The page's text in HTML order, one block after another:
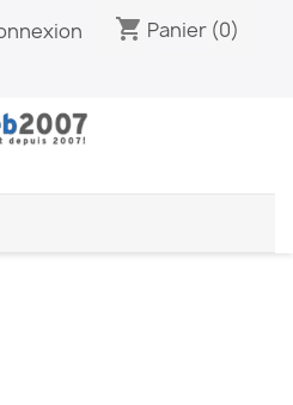
shopping_cart Panier (0)